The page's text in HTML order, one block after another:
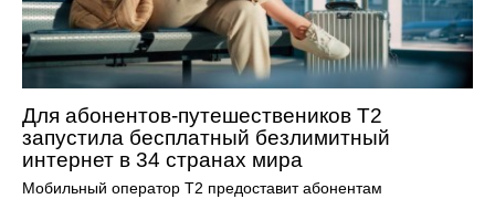
Для абонентов-путешествеников Т2
запустила бесплатный безлимитный
интернет в 34 странах мира
Мобильный оператор Т2 предоставит абонентам